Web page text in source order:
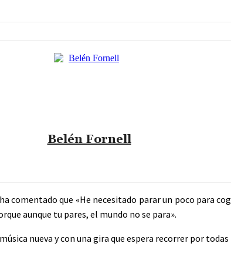
Belén Fornell
comentado que «He necesitado parar un poco para
aunque tu pares, el mundo no se para».
nueva y con una gira que espera recorrer por